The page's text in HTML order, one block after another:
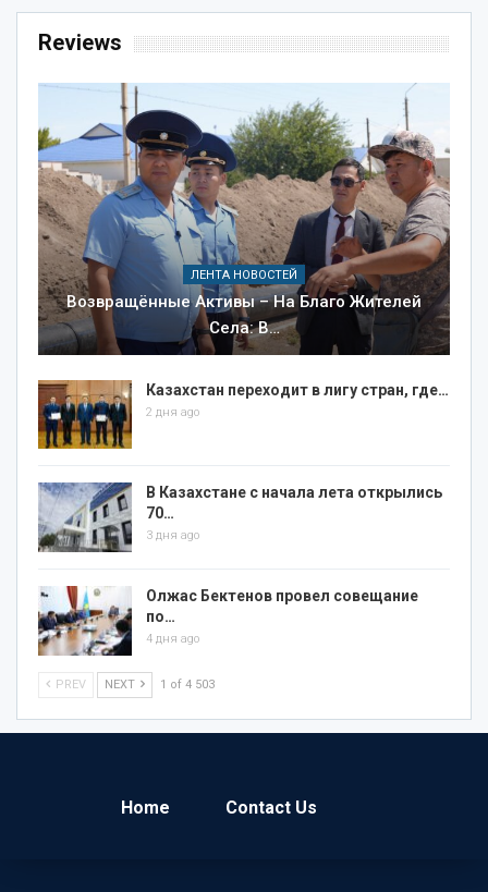
Reviews
ЛЕНТА НОВОСТЕЙ
Возвращённые Активы – На Благо Жителей
Села: В…
Казахстан переходит в лигу стран, где…
2 дня ago
В Казахстане с начала лета открылись
70…
3 дня ago
Олжас Бектенов провел совещание
по…
4 дня ago
PREV NEXT 1 of 4 503
Home Contact Us